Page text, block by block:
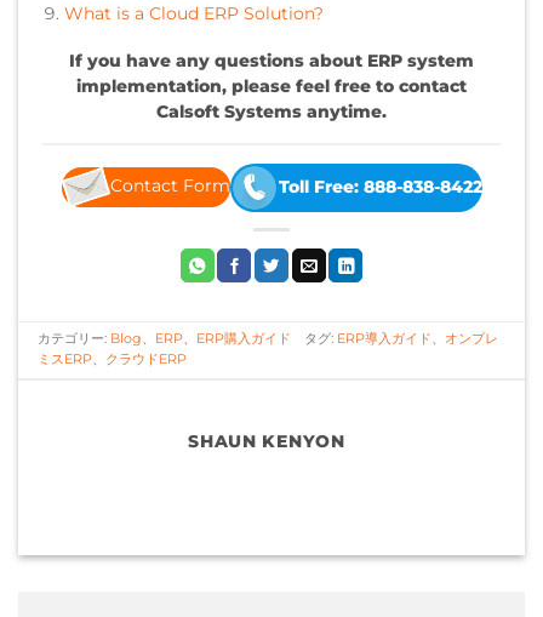
What is a Cloud ERP Solution?
If you have any questions about ERP system
implementation, please feel free to contact
Calsoft Systems anytime.
Contact Form Toll Free: 888-838-8422
カテゴリー: Blog、 ERP、 ERP購入ガイド タグ: ERP導入ガイド、 オンプレ
ミスERP、 クラウドERP
SHAUN KENYON